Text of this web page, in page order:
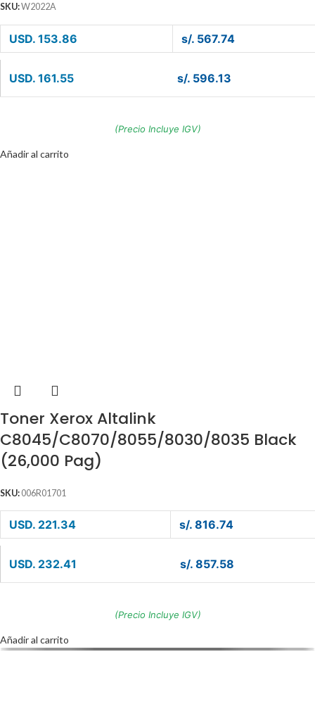
SKU:W2022A
USD. 153.86 s/. 567.74
USD. 161.55 s/. 596.13
(Precio Incluye IGV)
Añadir al carrito
Toner Xerox Altalink
C8045/C8070/8055/8030/8035 Black
(26,000 Pag)
SKU: 006R01701
USD. 221.34 s/. 816.74
USD. 232.41 s/. 857.58
(Precio Incluye IGV)
Añadir al carrito